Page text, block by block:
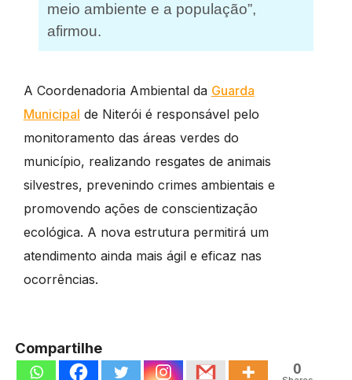
meio ambiente e a população”,
afirmou.
A Coordenadoria Ambiental da Guarda
Municipal de Niterói é responsável pelo
monitoramento das áreas verdes do
município, realizando resgates de animais
silvestres, prevenindo crimes ambientais e
promovendo ações de conscientização
ecológica. A nova estrutura permitirá um
atendimento ainda mais ágil e eficaz nas
ocorrências.
Compartilhe
0